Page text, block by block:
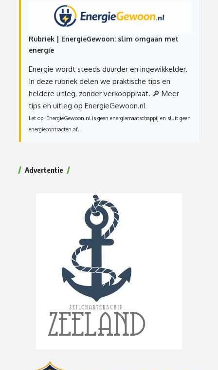
Rubriek | EnergieGewoon: slim omgaan met
energie
Energie wordt steeds duurder en ingewikkelder.
In deze rubriek delen we praktische tips en
heldere uitleg, zonder verkooppraat. 🔎 Meer
tips en uitleg op EnergieGewoon.nl
Let op: EnergieGewoon.nl is geen energiemaatschappij en sluit geen
energiecontracten af.
Advertentie